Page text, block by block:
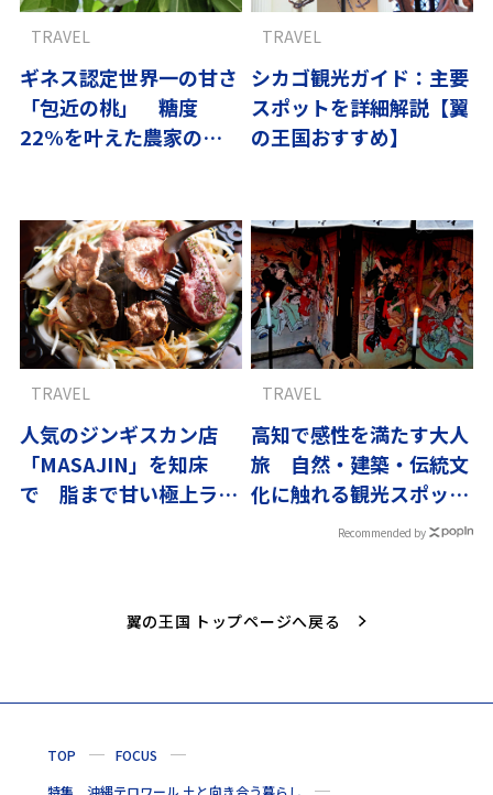
ギネス認定世界一の甘さ
「包近の桃」 糖度
22%を叶えた農家の試
TRAVEL
シカゴ観光ガイド：主要
スポットを詳細解説【翼
の王国おすすめ】
TRAVEL
人気のジンギスカン店
「MASAJIN」を知床
で 脂まで甘い極上ラム
TRAVEL
高知で感性を満たす大人
旅 自然・建築・伝統文
化に触れる観光スポット
｜翼の王国厳選
TRAVEL
Recommended by
翼の王国 トップページへ戻る
TOP
FOCUS
特集 沖縄テロワール 土と向き合う暮らし